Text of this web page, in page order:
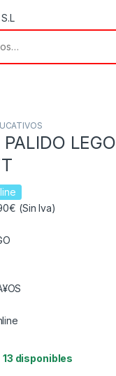
LEGO
(Sin Iva)
13 disponibles